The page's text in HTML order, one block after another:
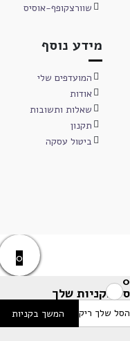
שוורצקופף-אוסיס
מידע נוסף
המועדפים שלי
אודות
שאלות ותשובות
תקנון
ביטול עסקה
0
0
סל הקניות שלך
הסל שלך ריק המשך בקניות